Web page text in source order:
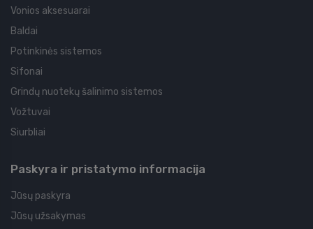
Vonios aksesuarai
Baldai
Potinkinės sistemos
Sifonai
Grindų nuotekų šalinimo sistemos
Vožtuvai
Siurbliai
Paskyra ir pristatymo informacija
Jūsų paskyra
Jūsų užsakymas